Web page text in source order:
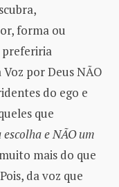
forma ou
preferiria
por Deus NÃO
do ego e
que
e NÃO um
mais do que
da voz que